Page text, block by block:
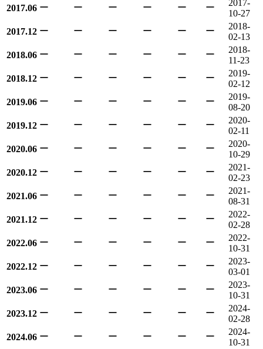
2017.06 ー ー ー ー ー ー
2017-
10-27
2017.12 ー ー ー ー ー ー
2018-
02-13
2018.06 ー ー ー ー ー ー
2018-
11-23
2018.12 ー ー ー ー ー ー
2019-
02-12
2019.06 ー ー ー ー ー ー
2019-
08-20
2019.12 ー ー ー ー ー ー
2020-
02-11
2020.06 ー ー ー ー ー ー
2020-
10-29
2020.12 ー ー ー ー ー ー
2021-
02-23
2021.06 ー ー ー ー ー ー
2021-
08-31
2021.12 ー ー ー ー ー ー
2022-
02-28
2022.06 ー ー ー ー ー ー
2022-
10-31
2022.12 ー ー ー ー ー ー
2023-
03-01
2023.06 ー ー ー ー ー ー
2023-
10-31
2023.12 ー ー ー ー ー ー
2024-
02-28
2024.06 ー ー ー ー ー ー
2024-
10-31